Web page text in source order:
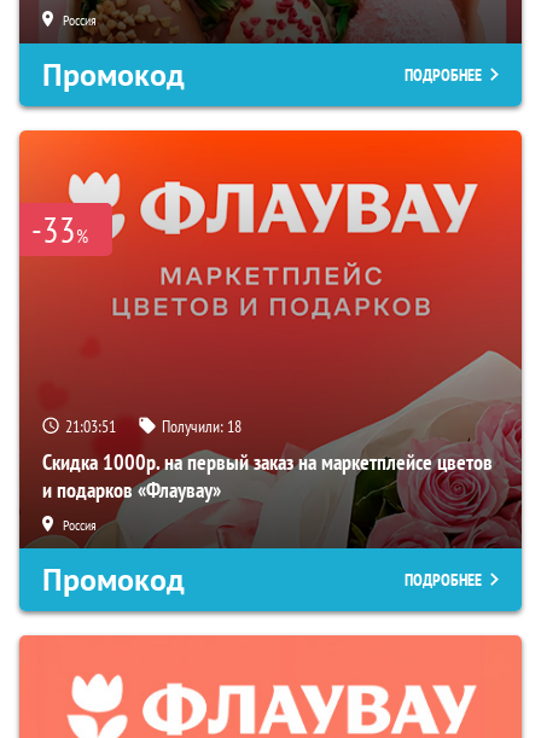
Россия
Промокод ПОДРОБНЕЕ
-33%
21:03:50 Получили: 18
Скидка 1000р. на первый заказ на маркетплейсе цветов
и подарков «Флаувау»
Россия
Промокод ПОДРОБНЕЕ